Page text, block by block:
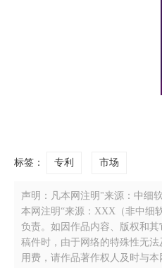
标签： 专利 市场
声明：凡本网注明"来源：中细
本网注明“来源：XXX（非中细
负责。如因作品内容、版权和
稿件时，由于网络的特殊性无
用费，请作品著作权人及时与本